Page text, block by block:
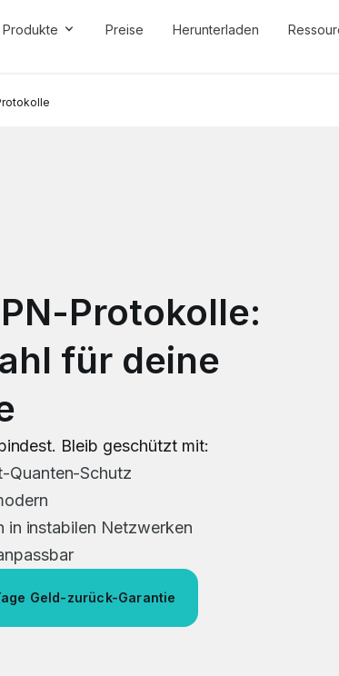
Produkte Preise Herunterladen
Protokolle:
für deine
Bleib geschützt mit:
Quanten-Schutz
in instabilen Netzwerken
Geld-zurück-Garantie